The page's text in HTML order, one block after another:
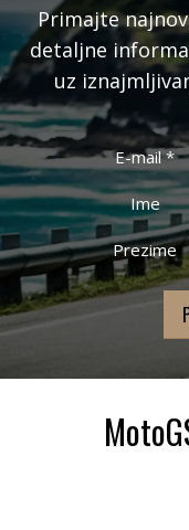
Primajte
detaljne
uz
E-mail*
Ime
Prezime